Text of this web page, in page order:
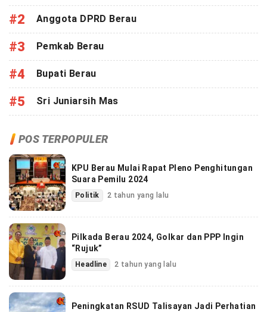
#2 Anggota DPRD Berau
#3 Pemkab Berau
#4 Bupati Berau
#5 Sri Juniarsih Mas
POS TERPOPULER
KPU Berau Mulai Rapat Pleno Penghitungan
Suara Pemilu 2024
Politik 2 tahun yang lalu
Pilkada Berau 2024, Golkar dan PPP Ingin
“Rujuk”
Headline 2 tahun yang lalu
Peningkatan RSUD Talisayan Jadi Perhatian